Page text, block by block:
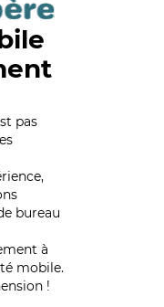
pas
bureau
à
mobile.
!